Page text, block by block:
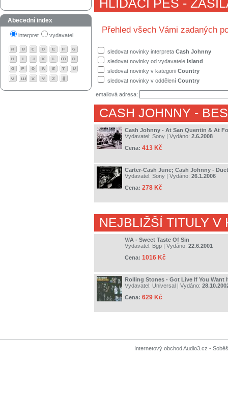
Abecední index
interpret vydavatel
HLÍDACÍ PES -
Přehled všech Vámi zadaných
sledovat novinky interpreta Cash Johnny
sledovat novinky od vydavatele Island
sledovat novinky v kategorii Country
sledovat novinky v oddělení Country
emailová adresa:
CASH JOHNNY -
Cash Johnny - At San Quentin & At
Vydavatel: Sony | Vydáno: 2.6.2008
Cena: 413 Kč
Carter-Cash June; Cash Johnny -
Vydavatel: Sony | Vydáno: 26.1.2006
Cena: 278 Kč
NEJBLIŽŠÍ TITULY V
V/A - Sweet Taste Of Sin
Vydavatel: Bgp | Vydáno: 22.6.2001
Cena: 1016 Kč
Rolling Stones - Got Live If You Want
Vydavatel: Universal | Vydáno:
Cena: 629 Kč
Internetový obchod Audio3.cz -